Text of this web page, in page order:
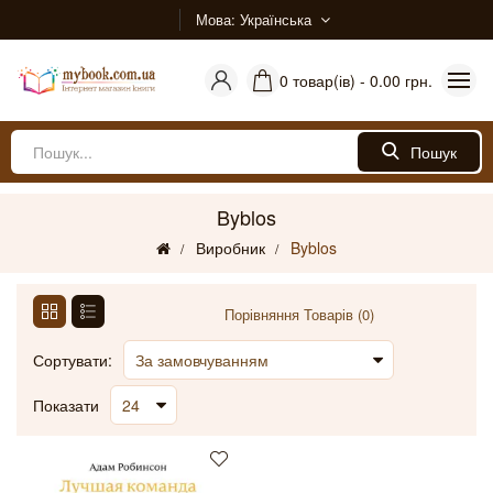
Мова Українська
0 товар(ів) - 0.00 грн.
Пошук
Byblos
Виробник Byblos
Порівняння Товарів (0)
Сортувати:
Показати